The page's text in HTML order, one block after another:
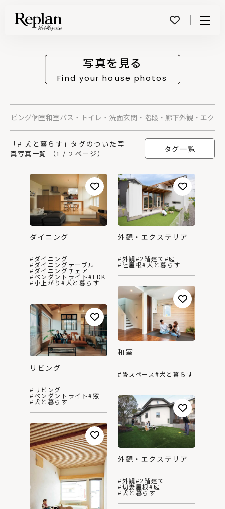
写真を見る
Find your house photos
リビング個室和室バス・トイレ・洗面玄関・階段・廊下外観・エクス
「# 犬と暮らす」タグのついた写
真写真一覧 （1 / 2 ページ）
タグ一覧
ダイニング
#ダイニング
#ダイニングテーブル
#ダイニングチェア
#ペンダントライト#LDK
#小上がり#犬と暮らす
外観・エクステリア
#外観#2階建て#庭
#陸屋根#犬と暮らす
和室
#畳スペース#犬と暮らす
リビング
#リビング
#ペンダントライト#窓
#犬と暮らす
外観・エクステリア
#外観#2階建て
#切妻屋根#庭
#犬と暮らす